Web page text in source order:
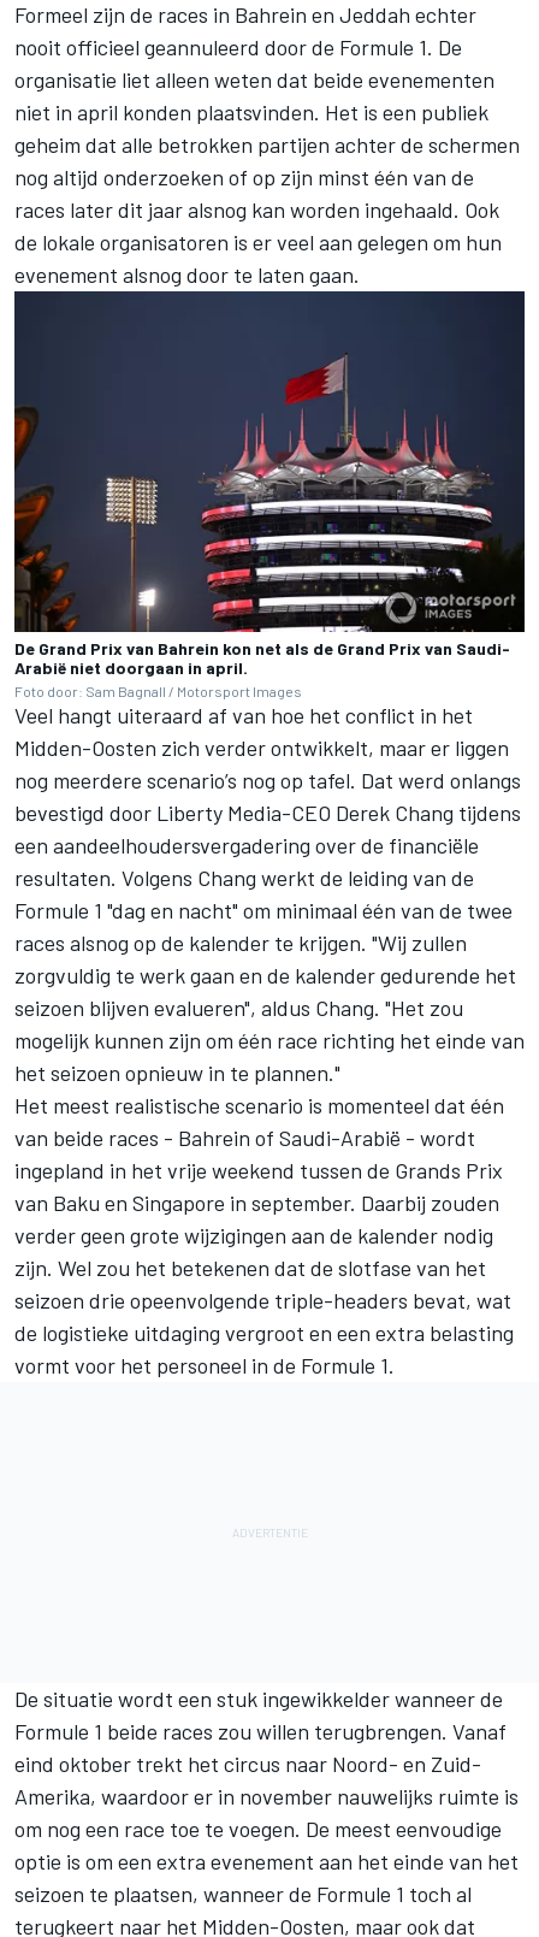
Formeel zijn de races in Bahrein en Jeddah echter
nooit officieel geannuleerd door de Formule 1. De
organisatie liet alleen weten dat beide evenementen
niet in april konden plaatsvinden. Het is een publiek
geheim dat alle betrokken partijen achter de schermen
nog altijd onderzoeken of op zijn minst één van de
races later dit jaar alsnog kan worden ingehaald. Ook
de lokale organisatoren is er veel aan gelegen om hun
evenement alsnog door te laten gaan.
De Grand Prix van Bahrein kon net als de Grand Prix van Saudi-
Arabië niet doorgaan in april.
Foto door: Sam Bagnall / Motorsport Images
Veel hangt uiteraard af van hoe het conflict in het
Midden-Oosten zich verder ontwikkelt, maar er liggen
nog meerdere scenario’s nog op tafel. Dat werd onlangs
bevestigd door Liberty Media-CEO Derek Chang tijdens
een aandeelhoudersvergadering over de financiële
resultaten. Volgens Chang werkt de leiding van de
Formule 1 "dag en nacht" om minimaal één van de twee
races alsnog op de kalender te krijgen. "Wij zullen
zorgvuldig te werk gaan en de kalender gedurende het
seizoen blijven evalueren", aldus Chang. "Het zou
mogelijk kunnen zijn om één race richting het einde van
het seizoen opnieuw in te plannen."
Het meest realistische scenario is momenteel dat één
van beide races - Bahrein of Saudi-Arabië - wordt
ingepland in het vrije weekend tussen de Grands Prix
van Baku en Singapore in september. Daarbij zouden
verder geen grote wijzigingen aan de kalender nodig
zijn. Wel zou het betekenen dat de slotfase van het
seizoen drie opeenvolgende triple-headers bevat, wat
de logistieke uitdaging vergroot en een extra belasting
vormt voor het personeel in de Formule 1.
De situatie wordt een stuk ingewikkelder wanneer de
Formule 1 beide races zou willen terugbrengen. Vanaf
eind oktober trekt het circus naar Noord- en Zuid-
Amerika, waardoor er in november nauwelijks ruimte is
om nog een race toe te voegen. De meest eenvoudige
optie is om een extra evenement aan het einde van het
seizoen te plaatsen, wanneer de Formule 1 toch al
terugkeert naar het Midden-Oosten, maar ook dat